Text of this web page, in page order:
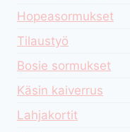
Hopeasormukset
Tilaustyö
Bosie sormukset
Käsin kaiverrus
Lahjakortit